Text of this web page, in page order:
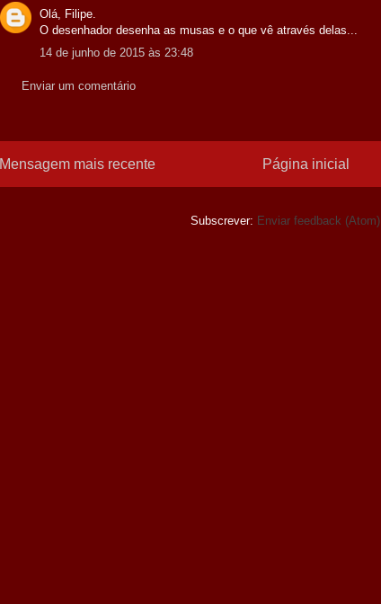
Olá, Filipe.
O desenhador desenha as musas e o que vê através delas...
14 de junho de 2015 às 23:48
Enviar um comentário
Mensagem mais recente Página inicial
Subscrever: Enviar feedback (Atom)